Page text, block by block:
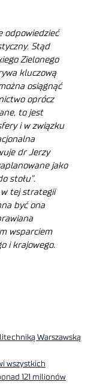
odpowiedzieć
Stąd
Zielonego
kluczową
osiągnąć
oprócz
to jest
i w związku
dr Jerzy
jako
stołu”.
tej strategii
być ona
wsparciem
i krajowego.
Warszawską
wszystkich
121 milionów